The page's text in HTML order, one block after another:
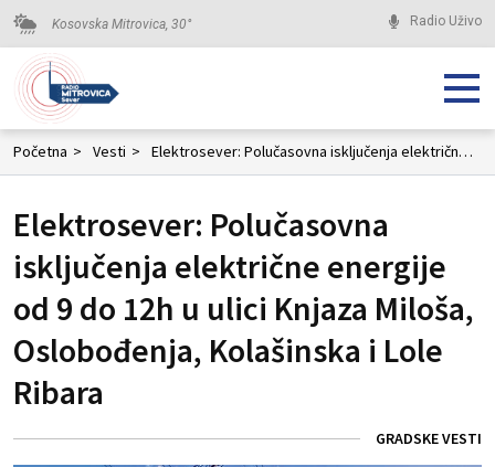
Kosovska Mitrovica, 30° Radio Uživo
Početna > Vesti > Elektrosever: Polučasovna isključenja električne energije od 9 do 12h u ulici Knjaza Miloša, Oslobođenja, Kolašinska i Lole Ribara
Elektrosever: Polučasovna
isključenja električne energije
od 9 do 12h u ulici Knjaza Miloša,
Oslobođenja, Kolašinska i Lole
Ribara
GRADSKE VESTI